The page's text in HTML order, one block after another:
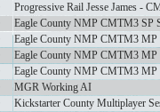
Progressive Rail Jesse James -
Eagle County NMP CMTM3 SP
Eagle County NMP CMTM3 MP
Eagle County NMP CMTM3 MP
Eagle County NMP CMTM3 MP
MGR Working AI
Kickstarter County Multiplayer